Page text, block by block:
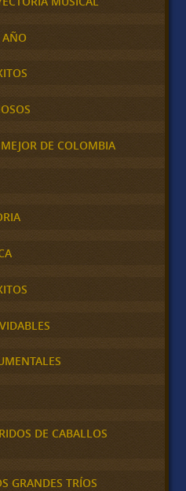
AÑO
DE COLOMBIA
DE CABALLOS
GRANDES TRÍOS